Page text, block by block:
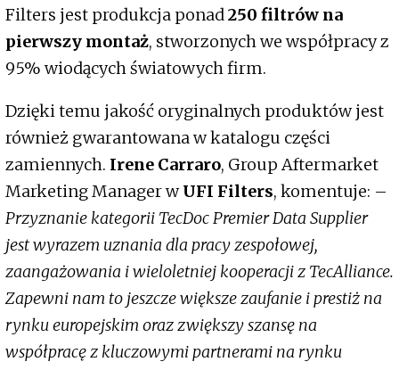
Filters jest produkcja ponad250 filtrów na
pierwszy montaż, stworzonych we współpracy z
95% wiodących światowych firm.
Dzięki temu jakość oryginalnych produktów jest
również gwarantowana w katalogu części
zamiennych. Irene Carraro, Group Aftermarket
Marketing Manager wUFI Filters, komentuje: –
Przyznanie kategorii TecDoc Premier Data Supplier
jest wyrazem uznania dla pracy zespołowej,
zaangażowania i wieloletniej kooperacji z TecAlliance.
Zapewni nam to jeszcze większe zaufanie i prestiż na
rynku europejskim oraz zwiększy szansę na
współpracę z kluczowymi partnerami na rynku